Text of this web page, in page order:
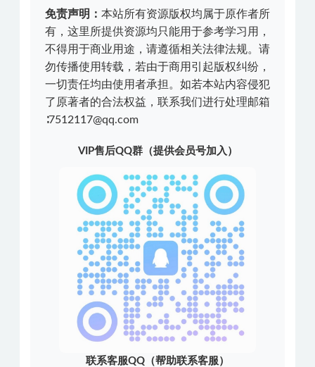
免责声明： 本站所有资源版权均属于原作者所
有，这里所提供资源均只能用于参考学习用，
不得用于商业用途，请遵循相关法律法规。请
勿传播使用转载，若由于商用引起版权纠纷，
一切责任均由使用者承担。如若本站内容侵犯
了原著者的合法权益，联系我们进行处理邮箱
∶7512117@qq.com
VIP售后QQ群（提供会员号加入）
联系客服QQ（帮助联系客服）